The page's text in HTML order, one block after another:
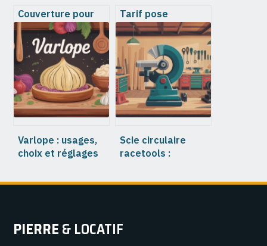
Couverture pour
toiture : choix, prix
et conseils pour un
projet durable
Tarif pose
carrelage m2 : prix
moyens, exemples
précis et conseils
Varlope : usages,
choix et réglages
précis
Scie circulaire
racetools :
choisir et acheter
PIERRE& LOCATIF